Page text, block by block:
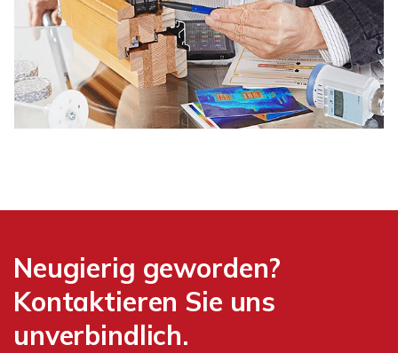
Neugierig geworden?
Kontaktieren Sie uns
unverbindlich.